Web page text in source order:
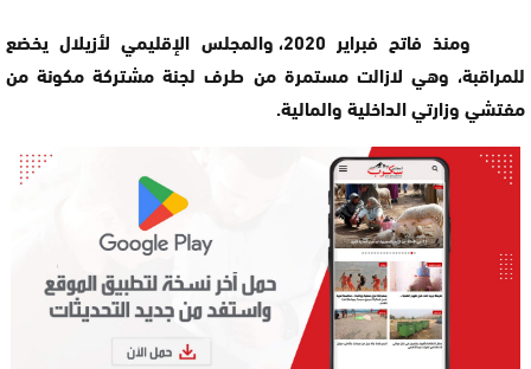
ومنذ فاتح فبراير 2020، والمجلس الإقليمي لأزيلال يخضع
للمراقبة، وهي لازالت مستمرة من طرف لجنة مشتركة مكونة من
مفتشي وزارتي الداخلية والمالية.